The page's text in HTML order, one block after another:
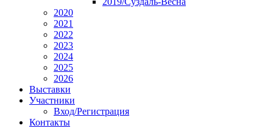
2020
2021
2022
2023
2024
2025
2026
Выставки
Участники
Вход/Регистрация
Контакты